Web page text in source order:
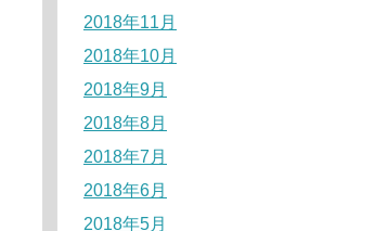
2018年11月
2018年10月
2018年9月
2018年8月
2018年7月
2018年6月
2018年5月